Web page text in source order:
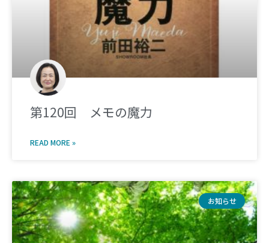
第120回 メモの魔力
READ MORE »
お知らせ